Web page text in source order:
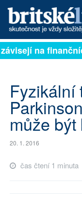
PŘIHLÁSIT
ARCHIV
ROZHOVORY
TÉMATA
NEJČTENĚJŠÍ ZA 7 DNÍ
na
Fyzikální
může
20. 1. 2016
čas čtení 1 minuta